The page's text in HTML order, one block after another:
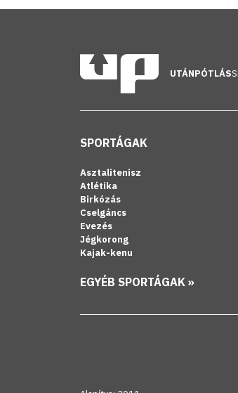
UTÁNPÓTLÁS
SPORTÁGAK
Asztalitenisz
Atlétika
Birkózás
Cselgáncs
Evezés
Jégkorong
Kajak-kenu
EGYÉB SPORTÁGAK »